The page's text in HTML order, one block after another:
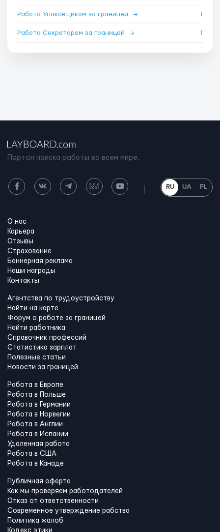
Работа Упаковщиком за границей → 1
Работа Секретарем за границей → 1
Портал поиска работы во всем мире.
RU UA PL
О нас
Карьера
Отзывы
Страхование
Баннерная реклама
Наши награды
Контакты
Агентства по трудоустройству
Найти на карте
Форум о работе за границей
Найти работника
Справочник профессий
Статистика зарплат
Полезные статьи
Новости за границей
Работа в Европе
Работа в Польше
Работа в Германии
Работа в Норвегии
Работа в Англии
Работа в Испании
Удаленная работа
Работа в США
Работа в Канадe
Публичная оферта
Как мы проверяем работодателей
Отказ от ответственности
Современное утверждение рабства
Политика жалоб
Кодекс этики